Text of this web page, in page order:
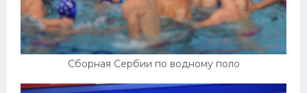
Сборная Сербии по водному поло